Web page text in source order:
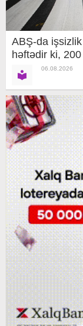
ABŞ-da
həftədir ki, 200
06.08.2026